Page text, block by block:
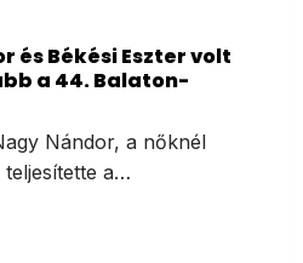
és Békési Eszter volt
a 44. Balaton-
Nándor, a nőknél
teljesítette a…